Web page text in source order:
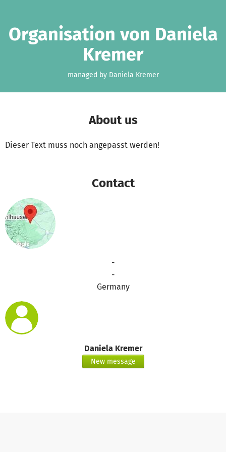
Organisation von Daniela
Kremer
managed by Daniela Kremer
About us
Dieser Text muss noch angepasst werden!
Contact
-
-
Germany
Daniela Kremer
New message